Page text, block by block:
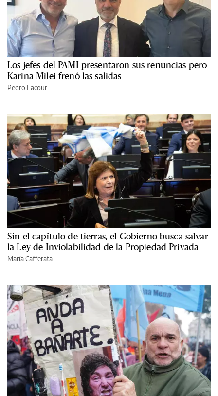
Los jefes del PAMI presentaron sus renuncias pero
Karina Milei frenó las salidas
Pedro Lacour
Sin el capítulo de tierras, el Gobierno busca salvar
la Ley de Inviolabilidad de la Propiedad Privada
María Cafferata